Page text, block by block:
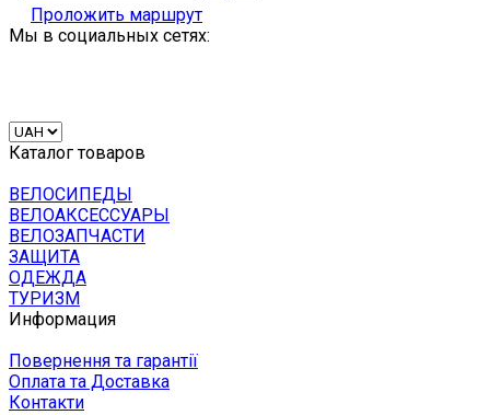
Проложить маршрут
Мы в социальных сетях:
Каталог товаров
ВЕЛОСИПЕДЫ
ВЕЛОАКСЕССУАРЫ
ВЕЛОЗАПЧАСТИ
ЗАЩИТА
ОДЕЖДА
ТУРИЗМ
Информация
Повернення та гарантії
Оплата та Доставка
Контакти